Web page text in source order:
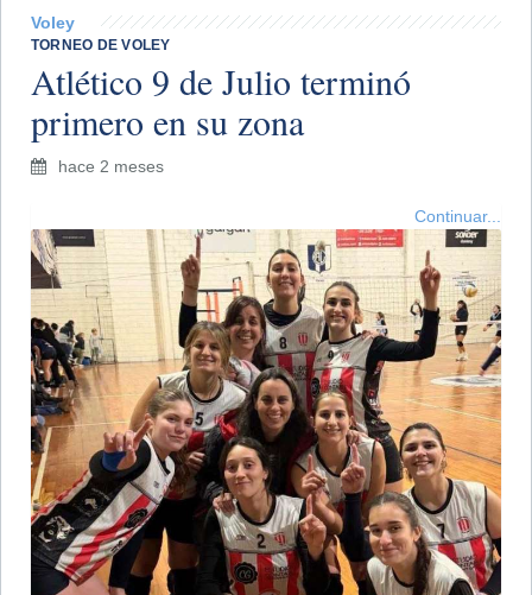
Voley
TORNEO DE VOLEY
Atlético 9 de Julio terminó
primero en su zona
hace 2 meses
Continuar...